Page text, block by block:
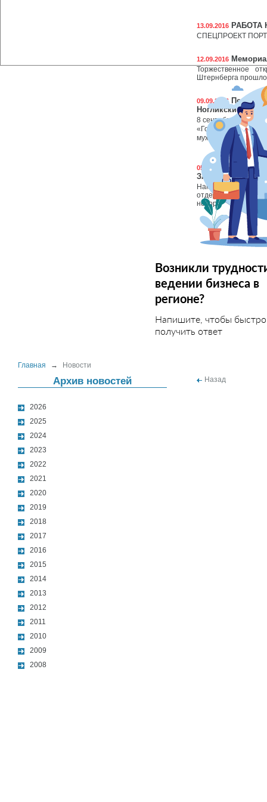
Возникли
ведении бизнеса в
регионе?
Напишите, чтобы быстро
получить ответ
Главная → Новости
Архив новостей
2026
2025
2024
2023
2022
2021
2020
2019
2018
2017
2016
2015
2014
2013
2012
2011
2010
2009
2008
13.09.2016 РАБОТА
СПЕЦПРОЕКТ
12.09.2016
Торжественное
Штернберга
09.09.2016
Ногликский»
8 сентября 2016
«Городской округ
мужчин и женщин. В
05.09.2016
ЗАГС
Накануне
отделе ЗАГС
новорожденных.
Назад